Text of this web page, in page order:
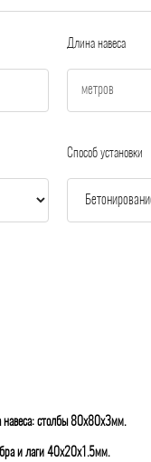
Длина навеса
Способ установки
навеса: столбы 80х80х3мм.
и лаги 40х20х1.5мм.